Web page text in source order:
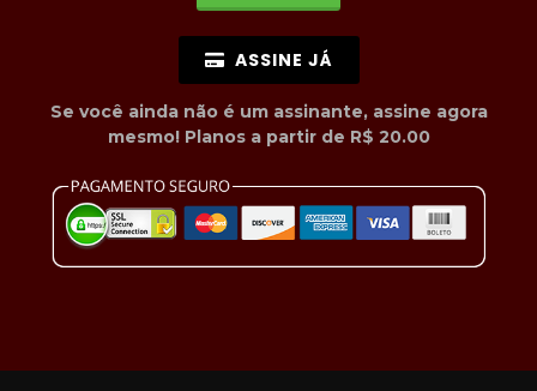
ASSINE JÁ
Se você ainda não é um assinante, assine agora
mesmo! Planos a partir de R$ 20.00